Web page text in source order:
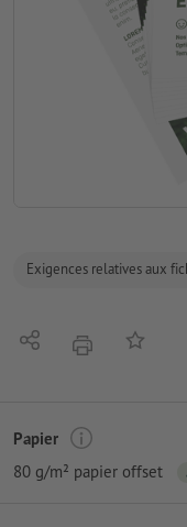
Exigences relatives aux
PartagerimprimerAjouter
Papier
80 g/m² papier offset